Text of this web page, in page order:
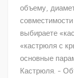
объему,
выбираете
«кастрюля с
основные
Кастрюля. -